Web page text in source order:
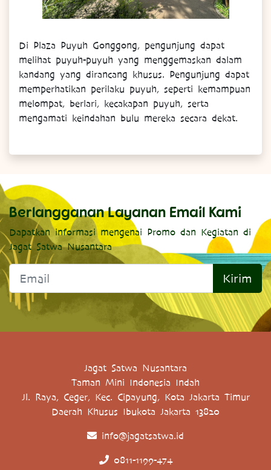
Di Plaza Puyuh Gonggong, pengunjung dapat
melihat puyuh-puyuh yang menggemaskan dalam
kandang yang dirancang khusus. Pengunjung dapat
memperhatikan perilaku puyuh, seperti kemampuan
melompat, berlari, kecakapan puyuh, serta
mengamati keindahan bulu mereka secara dekat.
Berlangganan Layanan Email Kami
Dapatkan informasi mengenai Promo dan Kegiatan di
Jagat Satwa Nusantara
Kirim
Jagat Satwa Nusantara
Taman Mini Indonesia Indah
Jl. Raya, Ceger, Kec. Cipayung, Kota Jakarta Timur
Daerah Khusus Ibukota Jakarta 13820
info@jagatsatwa.id
0811-1199-474